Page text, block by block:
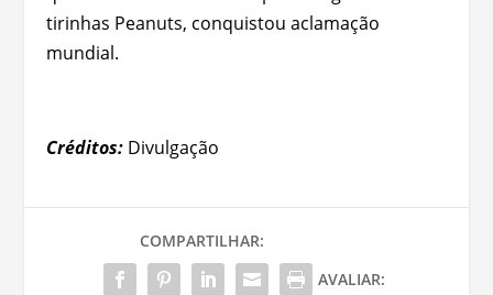
tirinhas Peanuts, conquistou aclamação
mundial.
Créditos: Divulgação
COMPARTILHAR:
AVALIAR: